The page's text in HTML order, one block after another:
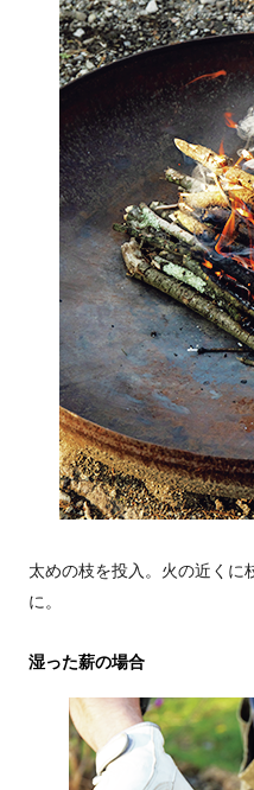
太めの枝を投入。火の近くに
に。
湿った薪の場合